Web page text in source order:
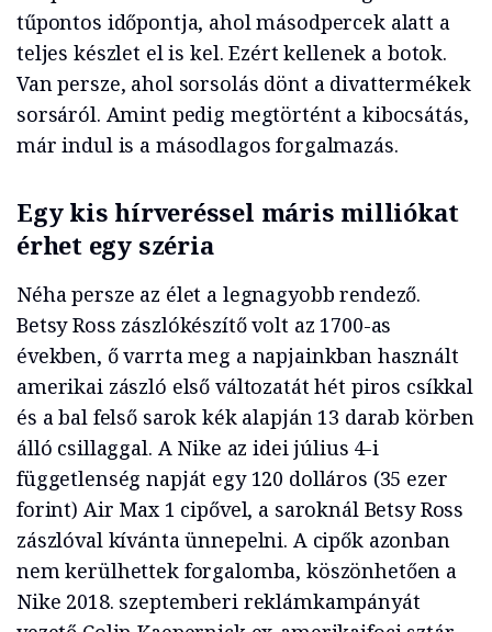
tűpontos időpontja, ahol másodpercek alatt a
teljes készlet el is kel. Ezért kellenek a botok.
Van persze, ahol sorsolás dönt a divattermékek
sorsáról. Amint pedig megtörtént a kibocsátás,
már indul is a másodlagos forgalmazás.
Egy kis hírveréssel máris milliókat
érhet egy széria
Néha persze az élet a legnagyobb rendező.
Betsy Ross zászlókészítő volt az 1700-as
években, ő varrta meg a napjainkban használt
amerikai zászló első változatát hét piros csíkkal
és a bal felső sarok kék alapján 13 darab körben
álló csillaggal. A Nike az idei július 4-i
függetlenség napját egy 120 dolláros (35 ezer
forint) Air Max 1 cipővel, a saroknál Betsy Ross
zászlóval kívánta ünnepelni. A cipők azonban
nem kerülhettek forgalomba, köszönhetően a
Nike 2018. szeptemberi reklámkampányát